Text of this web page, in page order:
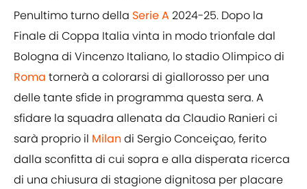
Penultimo turno della Serie A 2024-25. Dopo la
Finale di Coppa Italia vinta in modo trionfale dal
Bologna di Vincenzo Italiano, lo stadio Olimpico di
Roma tornerà a colorarsi di giallorosso per una
delle tante sfide in programma questa sera. A
sfidare la squadra allenata da Claudio Ranieri ci
sarà proprio il Milan di Sergio Conceiçao, ferito
dalla sconfitta di cui sopra e alla disperata ricerca
di una chiusura di stagione dignitosa per placare